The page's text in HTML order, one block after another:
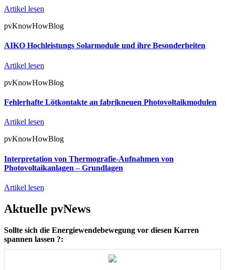
Artikel lesen
pvKnowHowBlog
AIKO Hochleistungs Solarmodule und ihre Besonderheiten
Artikel lesen
pvKnowHowBlog
Fehlerhafte Lötkontakte an fabrikneuen Photovoltaikmodulen
Artikel lesen
pvKnowHowBlog
Interpretation von Thermografie-Aufnahmen von
Photovoltaikanlagen – Grundlagen
Artikel lesen
Aktuelle pvNews
Sollte sich die Energiewendebewegung vor diesen Karren
spannen lassen ?: